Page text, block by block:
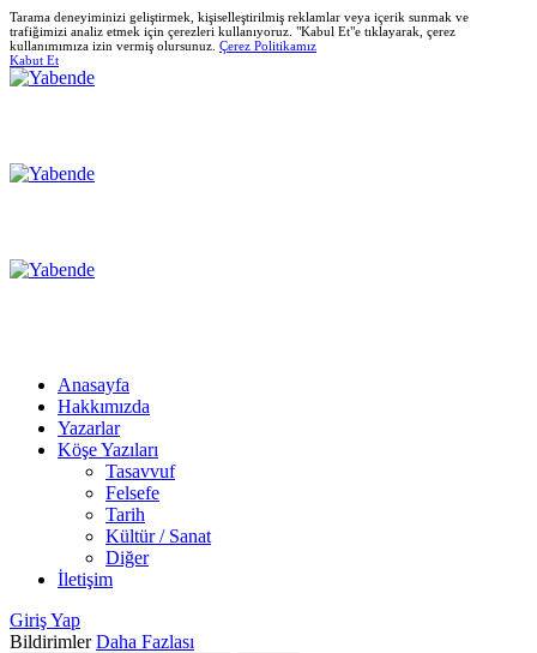
Tarama deneyiminizi geliştirmek, kişiselleştirilmiş reklamlar veya içerik sunmak ve
trafiğimizi analiz etmek için çerezleri kullanıyoruz. "Kabul Et"e tıklayarak, çerez
kullanımımıza izin vermiş olursunuz. Çerez Politikamız
Kabut Et
Anasayfa
Hakkımızda
Yazarlar
Köşe Yazıları
Tasavvuf
Felsefe
Tarih
Kültür / Sanat
Diğer
İletişim
Giriş Yap
Bildirimler Daha Fazlası